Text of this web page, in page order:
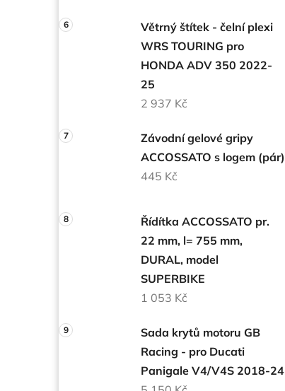
Větrný štítek - čelní plexi
WRS TOURING pro
HONDA ADV 350 2022-
25
2 937 Kč
Závodní gelové gripy
ACCOSSATO s logem (pár)
445 Kč
Řídítka ACCOSSATO pr.
22 mm, l= 755 mm,
DURAL, model
SUPERBIKE
1 053 Kč
Sada krytů motoru GB
Racing - pro Ducati
Panigale V4/V4S 2018-24